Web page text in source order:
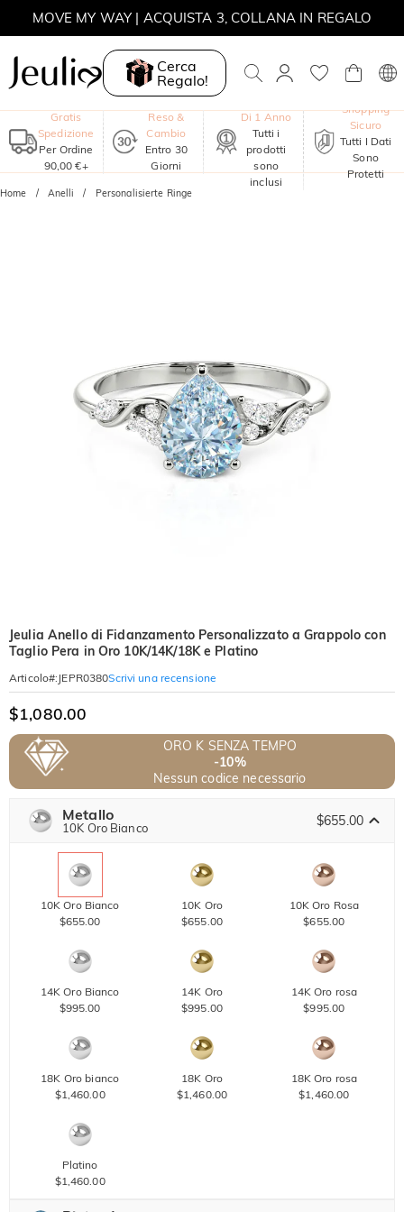
MOVE MY WAY | ACQUISTA 3, COLLANA IN REGALO
Cerca
Regalo!
Gratis
Spedizione
Per Ordine
90,00 €+
Reso &
Cambio
Entro 30
Giorni
Di 1 Anno
Tutti i
prodotti
sono
inclusi
Shopping
Sicuro
Tutti I Dati
Sono
Protetti
Home Anelli Personalisierte Ringe
Jeulia Anello di Fidanzamento Personalizzato a Grappolo con
Taglio Pera in Oro 10K/14K/18K e Platino
Articolo#: JEPR0380Scrivi una recensione
$1,080.00
ORO K SENZA TEMPO
-10%
Nessun codice necessario
Metallo
10K Oro Bianco $655.00
10K Oro Bianco
$655.00
10K Oro
$655.00
10K Oro Rosa
$655.00
14K Oro Bianco
$995.00
14K Oro
$995.00
14K Oro rosa
$995.00
18K Oro bianco
$1,460.00
18K Oro
$1,460.00
18K Oro rosa
$1,460.00
Platino
$1,460.00